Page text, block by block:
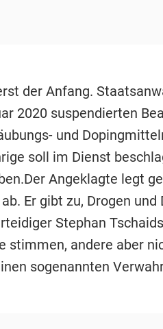
der Anfang.
2020 suspendierten
und
soll im Dienst
Angeklagte legt
Er gibt zu, Drogen
Stephan
stimmen, andere aber
sogenannten